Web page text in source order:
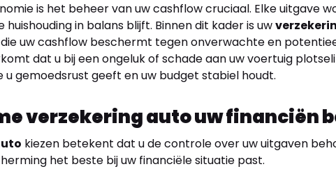
is het beheer van uw cashflow cruciaal. Elke uitgave
in balans blijft. Binnen dit kader is uw
uw cashflow beschermt tegen onverwachte en
dat u bij een ongeluk of schade aan uw voertuig
u gemoedsrust geeft en uw budget stabiel houdt.
verzekering auto uw financiën
kiezen betekent dat u de controle over uw uitgaven
het beste bij uw financiële situatie past.